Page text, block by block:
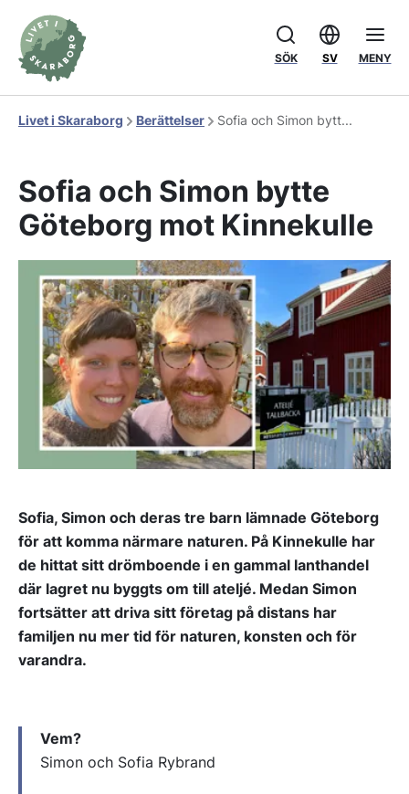
SÖK SV MENY
Livet i Skaraborg Berättelser Sofia och Simon bytt...
Sofia och Simon bytte
Göteborg mot Kinnekulle
Sofia, Simon och deras tre barn lämnade Göteborg
för att komma närmare naturen. På Kinnekulle har
de hittat sitt drömboende i en gammal lanthandel
där lagret nu byggts om till ateljé. Medan Simon
fortsätter att driva sitt företag på distans har
familjen nu mer tid för naturen, konsten och för
varandra.
Vem?
Simon och Sofia Rybrand